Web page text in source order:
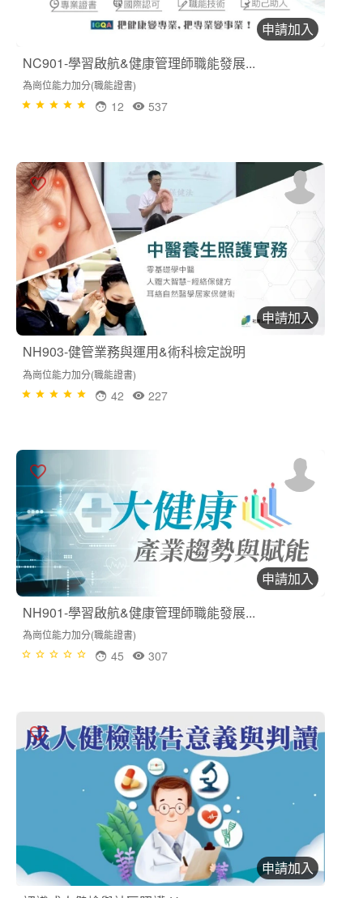
申請加入
NC901-學習啟航&健康管理師職能發展...
為崗位能力加分(職能證書)
537
12
申請加入
NH903-健管業務與運用&術科檢定說明
為崗位能力加分(職能證書)
227
42
申請加入
NH901-學習啟航&健康管理師職能發展...
為崗位能力加分(職能證書)
307
45
申請加入